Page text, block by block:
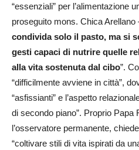
“essenziali” per l’alimentazione
proseguito mons. Chica Arellano
condivida solo il pasto, ma si
gesti capaci di nutrire quelle
alla vita sostenuta dal cibo”.
“difficilmente avviene in città”,
“asfissianti” e l’aspetto
di secondo piano”. Proprio Papa
l’osservatore permanente,
“coltivare stili di vita ispirati da